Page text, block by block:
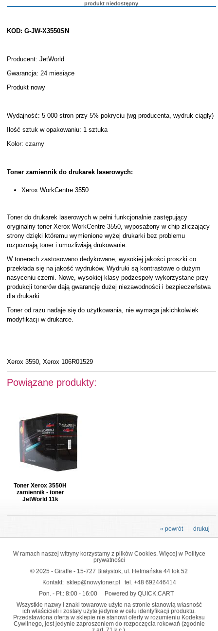
produkt niedostępny
KOD: G-JW-X3550SN
Producent: JetWorld
Gwarancja: 24 miesiące
Produkt nowy
Wydajność: 5 000 stron przy 5% pokryciu (wg producenta, wydruk ciągły)
Ilość sztuk w opakowaniu: 1 sztuka
Kolor: czarny
Toner zamiennik do drukarek laserowych:
Xerox WorkCentre 3550
Toner do drukarek laserowych w pełni funkcjonalnie zastępujący
oryginalny toner Xerox WorkCentre 3550, wyposażony w chip zliczający
strony dzięki któremu wymienione wyżej drukarki bez problemu
rozpoznają toner i umożliwiają drukowanie.
W tonerach zastosowano dedykowane, wysokiej jakości proszki co
przekłada się na jakość wydruków. Wydruki są kontrastowe o dużym
nasyceniu czerni. Nowe, wysokiej klasy podzespoły wykorzystane przy
produkcji tonerów dają gwarancję dużej niezawodności i bezpieczeństwa
dla drukarki.
Toner od razu nadaje się do użytkowania, nie wymaga jakichkolwiek
modyfikacji w drukarce.
Xerox 3550, Xerox 106R01529
Powiązane produkty:
Toner Xerox 3550H
zamiennik - toner
JetWorld 11k
drukuj
« powrót
W ramach naszej witryny korzystamy z plików Cookies. Więcej w Polityce
prywatności
© 2025 - Giraffe - 15-727 Białystok, ul. Hetmańska 44 lok 52
Kontakt: sklep@nowytoner.pl tel. +48 692446414
Pon. - Pt.: 8:00 - 16:00
Powered by QUICK.CART
Wszystkie nazwy i znaki towarowe użyte na stronie stanowią własność
ich właścicieli i zostały użyte jedynie w celu identyfikacji produktu.
Przedstawiona oferta w sklepie nie stanowi oferty w rozumieniu Kodeksu
Cywilnego, jest jedynie zaproszeniem do rozpoczęcia rokowań (zgodnie